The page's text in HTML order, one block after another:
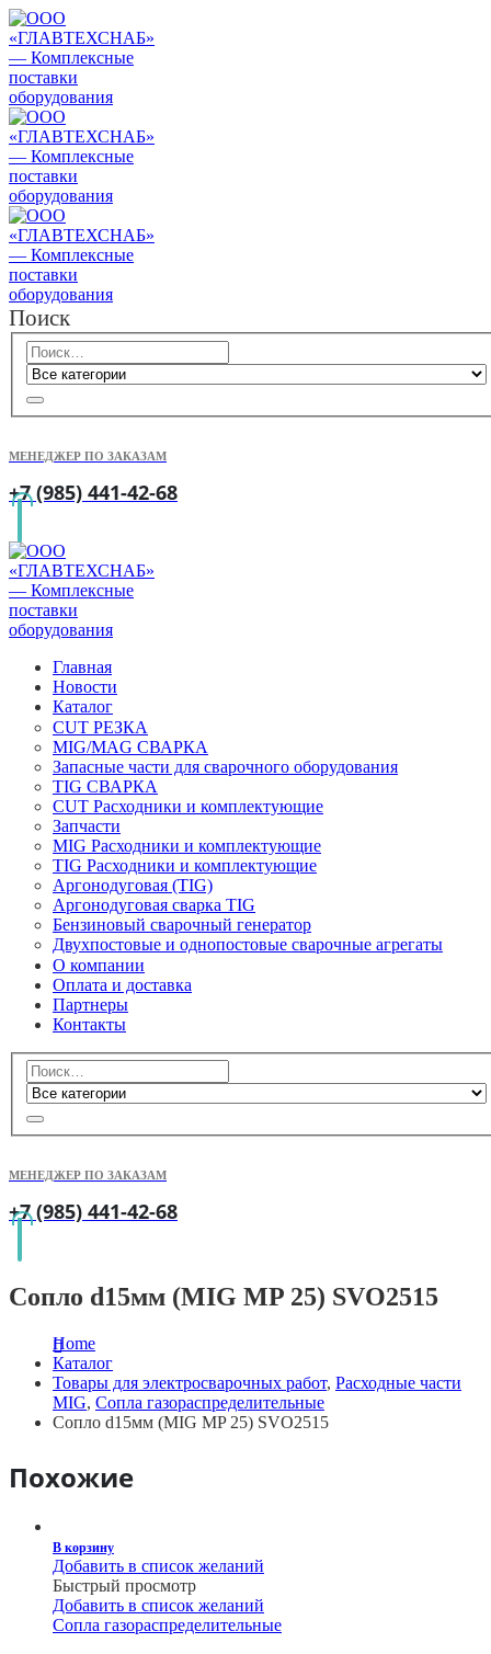
Поиск
МЕНЕДЖЕР ПО ЗАКАЗАМ
+7 (985) 441-42-68
Главная
Новости
Каталог
CUT РЕЗКА
MIG/MAG СВАРКА
Запасные части для сварочного оборудования
TIG СВАРКА
CUT Расходники и комплектующие
Запчасти
MIG Расходники и комплектующие
TIG Расходники и комплектующие
Аргонодуговая (TIG)
Аргонодуговая сварка TIG
Бензиновый сварочный генератор
Двухпостовые и однопостовые сварочные агрегаты
О компании
Оплата и доставка
Партнеры
Контакты
МЕНЕДЖЕР ПО ЗАКАЗАМ
+7 (985) 441-42-68
Сопло d15мм (MIG MP 25) SVO2515
Home
Каталог
Товары для электросварочных работ, Расходные части
MIG, Сопла газораспределительные
Сопло d15мм (MIG MP 25) SVO2515
Похожие
В корзину
Добавить в список желаний
Быстрый просмотр
Добавить в список желаний
Сопла газораспределительные